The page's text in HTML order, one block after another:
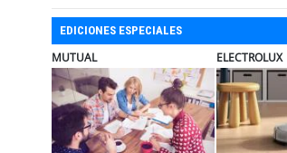
EDICIONES ESPECIALES
ELECTROLUX JAC SUNRAY